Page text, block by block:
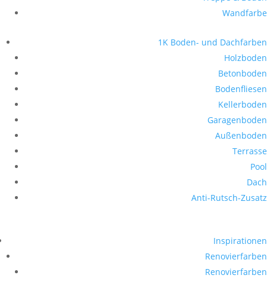
Wandfarbe
1K Boden- und Dachfarben
Holzboden
Betonboden
Bodenfliesen
Kellerboden
Garagenboden
Außenboden
Terrasse
Pool
Dach
Anti-Rutsch-Zusatz
Inspirationen
Renovierfarben
Renovierfarben